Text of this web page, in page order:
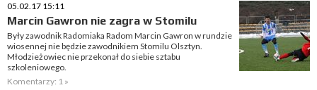
05.02.17 15:11
Marcin Gawron nie zagra w Stomilu
Były zawodnik Radomiaka Radom Marcin Gawron w rundzie
wiosennej nie będzie zawodnikiem Stomilu Olsztyn.
Młodzieżowiec nie przekonał do siebie sztabu
szkoleniowego.
Komentarzy: 1 »